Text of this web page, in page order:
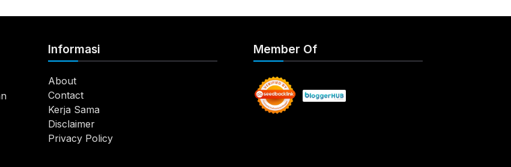
Informasi
About
Contact
Kerja Sama
Disclaimer
Privacy Policy
Member Of